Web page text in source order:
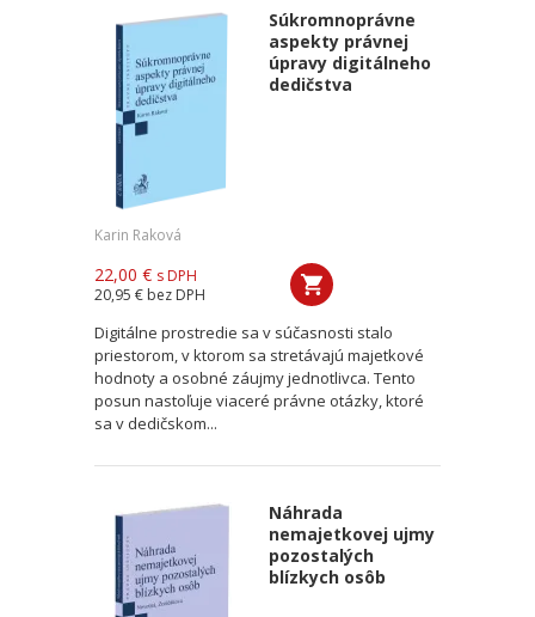
Súkromnoprávne
aspekty právnej
úpravy digitálneho
dedičstva
Karin Raková
22,00 € s DPH
20,95 € bez DPH
Digitálne prostredie sa v súčasnosti stalo
priestorom, v ktorom sa stretávajú majetkové
hodnoty a osobné záujmy jednotlivca. Tento
posun nastoľuje viaceré právne otázky, ktoré
sa v dedičskom...
Náhrada
nemajetkovej ujmy
pozostalých
blízkych osôb